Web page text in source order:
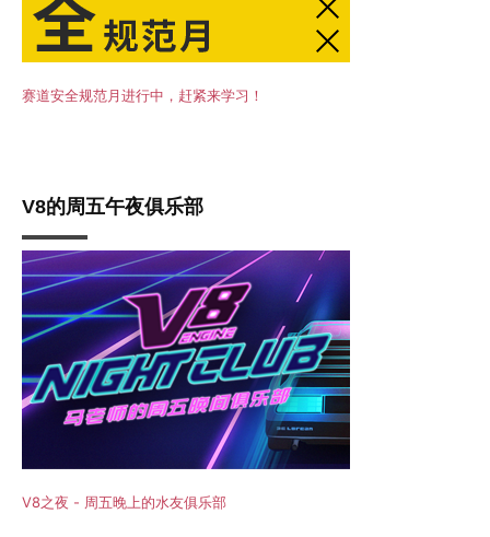
赛道安全规范月进行中，赶紧来学习！
V8的周五午夜俱乐部
V8之夜 - 周五晚上的水友俱乐部